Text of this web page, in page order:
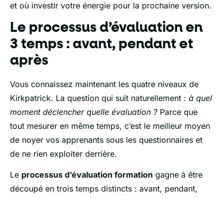
et où investir votre énergie pour la prochaine version.
Le processus d’évaluation en
3 temps : avant, pendant et
après
Vous connaissez maintenant les quatre niveaux de
Kirkpatrick. La question qui suit naturellement : à quel
moment déclencher quelle évaluation ?Parce que
tout mesurer en même temps, c’est le meilleur moyen
de noyer vos apprenants sous les questionnaires et
de ne rien exploiter derrière.
Le processus d’évaluation formation gagne à être
découpé en trois temps distincts : avant, pendant,